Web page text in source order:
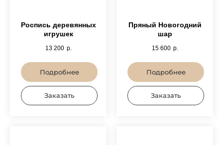
Роспись деревянных
игрушек
13 200 р.
Подробнее
Заказать
Пряный Новогодний
шар
15 600 р.
Подробнее
Заказать